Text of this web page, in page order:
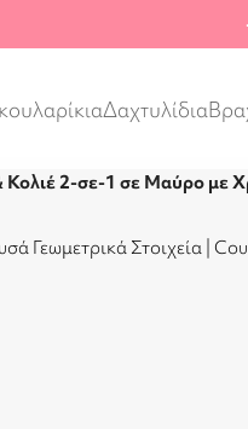
Δαχτυλίδια
Κολιέ 2-σε-1 σε Μαύρο με